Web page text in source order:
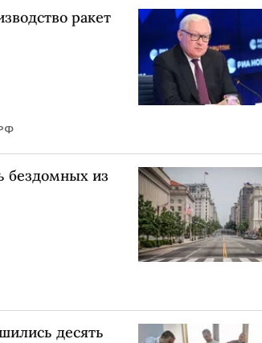
ракет
бездомных из
десять